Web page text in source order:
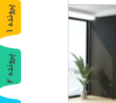
پ
ر
و
ن
د
ه
1
پ
ر
و
ن
د
ه
2